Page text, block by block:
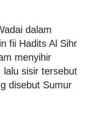
dalam
fii Hadits Al Sihr
menyihir
lalu sisir tersebut
disebut Sumur